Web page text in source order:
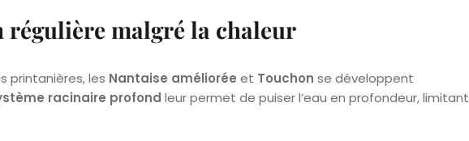
régulière malgré la chaleur
printanières, les Nantaise améliorée et Touchon se développent
racinaire profond leur permet de puiser l’eau en profondeur, limitant